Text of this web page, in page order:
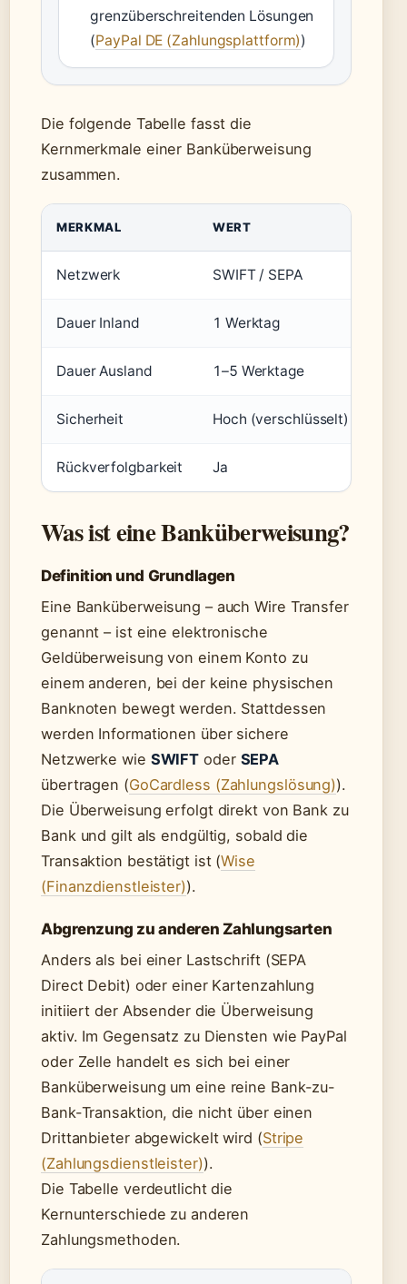
grenzüberschreitenden Lösungen
(PayPal DE (Zahlungsplattform))
Die folgende Tabelle fasst die
Kernmerkmale einer Banküberweisung
zusammen.
MERKMAL WERT
Netzwerk SWIFT / SEPA
Dauer Inland 1 Werktag
Dauer Ausland 1–5 Werktage
Sicherheit Hoch (verschlüsselt)
Rückverfolgbarkeit Ja
Was ist eine Banküberweisung?
Definition und Grundlagen
Eine Banküberweisung – auch Wire Transfer
genannt – ist eine elektronische
Geldüberweisung von einem Konto zu
einem anderen, bei der keine physischen
Banknoten bewegt werden. Stattdessen
werden Informationen über sichere
Netzwerke wie SWIFT oder SEPA
übertragen (GoCardless (Zahlungslösung)).
Die Überweisung erfolgt direkt von Bank zu
Bank und gilt als endgültig, sobald die
Transaktion bestätigt ist (Wise
(Finanzdienstleister)).
Abgrenzung zu anderen Zahlungsarten
Anders als bei einer Lastschrift (SEPA
Direct Debit) oder einer Kartenzahlung
initiiert der Absender die Überweisung
aktiv. Im Gegensatz zu Diensten wie PayPal
oder Zelle handelt es sich bei einer
Banküberweisung um eine reine Bank-zu-
Bank-Transaktion, die nicht über einen
Drittanbieter abgewickelt wird (Stripe
(Zahlungsdienstleister)).
Die Tabelle verdeutlicht die
Kernunterschiede zu anderen
Zahlungsmethoden.